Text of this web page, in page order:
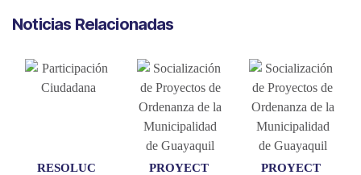
t
A
e
o
o
k
i
p
r
t
i
r
Noticias Relacionadas
RESOLUC
PROYECT
PROYECT